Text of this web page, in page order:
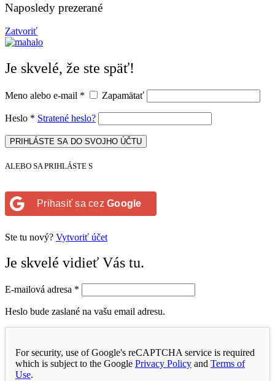
Naposledy prezerané
Zatvoriť
Je skvelé, že ste späť!
Meno alebo e-mail * Zapamätať
Heslo * Stratené heslo?
PRIHLÁSTE SA DO SVOJHO ÚČTU
ALEBO SA PRIHLÁSTE S
Prihasiť sa cez Google
Ste tu nový? Vytvoriť účet
Je skvelé vidieť Vás tu.
E-mailová adresa *
Heslo bude zaslané na vašu email adresu.
For security, use of Google's reCAPTCHA service is required
which is subject to the Google Privacy Policy and Terms of
Use.